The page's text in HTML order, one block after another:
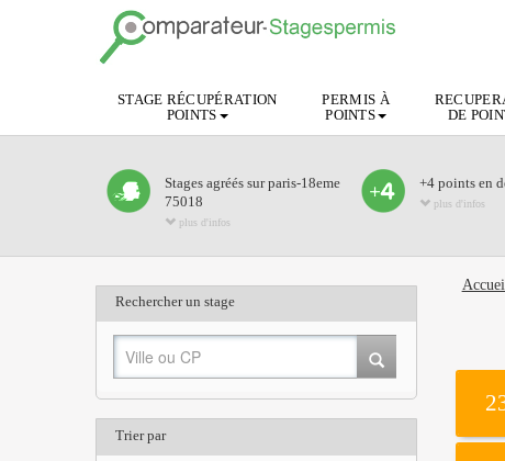
STAGE RÉCUPÉRATION
POINTS
PERMIS À
POINTS
DE
Stages agréés sur paris-18eme
75018
plus d'infos
+4 points en
plus d'infos
Rechercher un stage
Trier par